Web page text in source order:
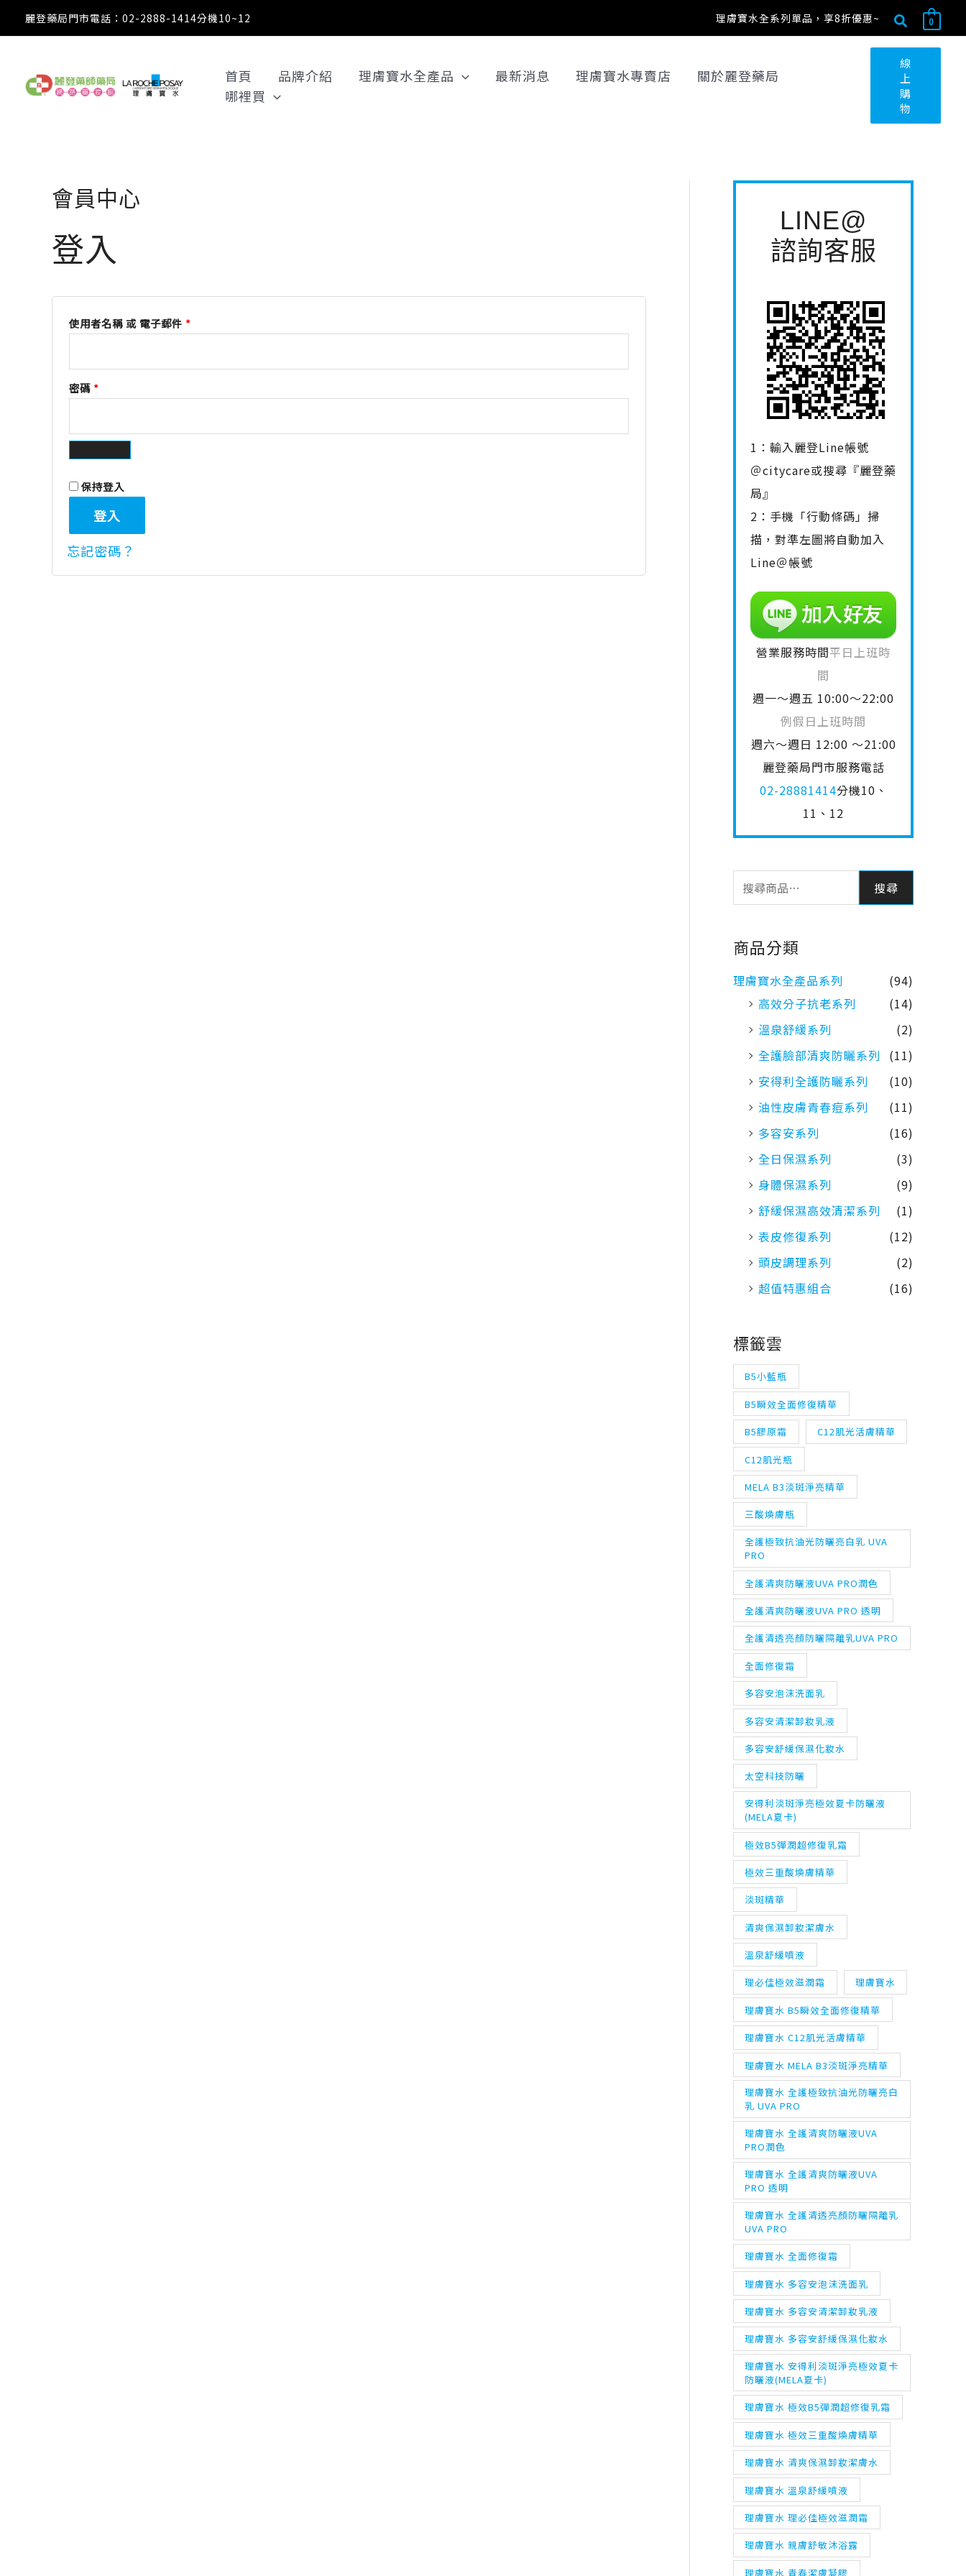
麗登藥局門市電話：02-2888-1414分機10~12 理膚寶水全系列單品，享8折優惠~
搜
尋
0
首頁 品牌介紹 理膚寶水全產品 最新消息 理膚寶水專賣店
關於麗登藥局
哪裡買
線
上
購
物
會員中心
登入
使用者名稱 或 電子郵件 *
密碼 *
保持登入
登入
忘記密碼？
LINE@
諮詢客服
1：輸入麗登Line帳號
＠citycare或搜尋『麗登藥
局』
2：手機「行動條碼」掃
描，對準左圖將自動加入
Line＠帳號
營業服務時間平日上班時
間
週一～週五 10:00～22:00
例假日上班時間
週六～週日 12:00 ～21:00
麗登藥局門市服務電話
02-28881414分機10、
11、12
搜
尋
鍵
搜尋
商品分類
理膚寶水全產品系列
(94)
高效分子抗老系列
(14)
溫泉舒緩系列
(2)
全護臉部清爽防曬系列
(11)
安得利全護防曬系列
(10)
油性皮膚青春痘系列
(11)
多容安系列
(16)
全日保濕系列
(3)
身體保濕系列
(9)
舒緩保濕高效清潔系列
(1)
表皮修復系列
(12)
頭皮調理系列
(2)
超值特惠組合
(16)
標籤雲
B5小藍瓶
B5瞬效全面修復精華
B5膠原霜 C12肌光活膚精華
C12肌光瓶
MELA B3淡斑淨亮精華
三酸煥膚瓶
全護極致抗油光防曬亮白乳 UVA
PRO
全護清爽防曬液UVA PRO潤色
全護清爽防曬液UVA PRO 透明
全護清透亮顏防曬隔離乳UVA PRO
全面修復霜
多容安泡沫洗面乳
多容安清潔卸妝乳液
多容安舒緩保濕化妝水
太空科技防曬
安得利淡斑淨亮極效夏卡防曬液
(MELA夏卡)
極效B5彈潤超修復乳霜
極效三重酸煥膚精華
淡斑精華
清爽保濕卸妝潔膚水
溫泉舒緩噴液
理必佳極效滋潤霜 理膚寶水
理膚寶水 B5瞬效全面修復精華
理膚寶水 C12肌光活膚精華
理膚寶水 MELA B3淡斑淨亮精華
理膚寶水 全護極致抗油光防曬亮白
乳 UVA PRO
理膚寶水 全護清爽防曬液UVA
PRO潤色
理膚寶水 全護清爽防曬液UVA
PRO 透明
理膚寶水 全護清透亮顏防曬隔離乳
UVA PRO
理膚寶水 全面修復霜
理膚寶水 多容安泡沫洗面乳
理膚寶水 多容安清潔卸妝乳液
理膚寶水 多容安舒緩保濕化妝水
理膚寶水 安得利淡斑淨亮極效夏卡
防曬液(MELA夏卡)
理膚寶水 極效B5彈潤超修復乳霜
理膚寶水 極效三重酸煥膚精華
理膚寶水 清爽保濕卸妝潔膚水
理膚寶水 溫泉舒緩噴液
理膚寶水 理必佳極效滋潤霜
理膚寶水 親膚舒敏沐浴露
理膚寶水 青春潔膚凝膠